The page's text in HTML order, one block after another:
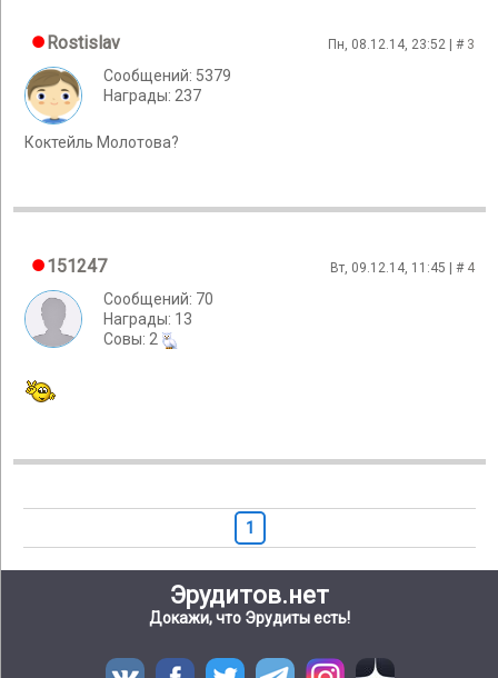
Rostislav Пн, 08.12.14, 23:52 | # 3
Сообщений: 5379
Награды: 237
Коктейль Молотова?
151247 Вт, 09.12.14, 11:45 | # 4
Сообщений: 70
Награды: 13
Cовы: 2
1
Эрудитов.нет
Докажи, что Эрудиты есть!